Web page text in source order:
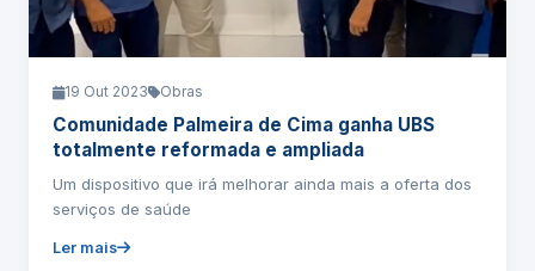
19 Out 2023 Obras
Comunidade Palmeira de Cima ganha UBS
totalmente reformada e ampliada
Um dispositivo que irá melhorar ainda mais a oferta dos
serviços de saúde
Ler mais